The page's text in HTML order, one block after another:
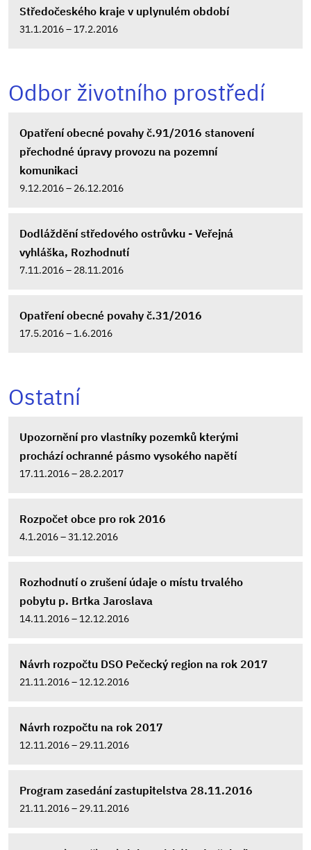
Středočeského kraje v uplynulém období
31.1.2016 – 17.2.2016
Odbor životního prostředí
Opatření obecné povahy č.91/2016 stanovení
přechodné úpravy provozu na pozemní
komunikaci
9.12.2016 – 26.12.2016
Dodláždění středového ostrůvku - Veřejná
vyhláška, Rozhodnutí
7.11.2016 – 28.11.2016
Opatření obecné povahy č.31/2016
17.5.2016 – 1.6.2016
Ostatní
Upozornění pro vlastníky pozemků kterými
prochází ochranné pásmo vysokého napětí
17.11.2016 – 28.2.2017
Rozpočet obce pro rok 2016
4.1.2016 – 31.12.2016
Rozhodnutí o zrušení údaje o místu trvalého
pobytu p. Brtka Jaroslava
14.11.2016 – 12.12.2016
Návrh rozpočtu DSO Pečecký region na rok 2017
21.11.2016 – 12.12.2016
Návrh rozpočtu na rok 2017
12.11.2016 – 29.11.2016
Program zasedání zastupitelstva 28.11.2016
21.11.2016 – 29.11.2016